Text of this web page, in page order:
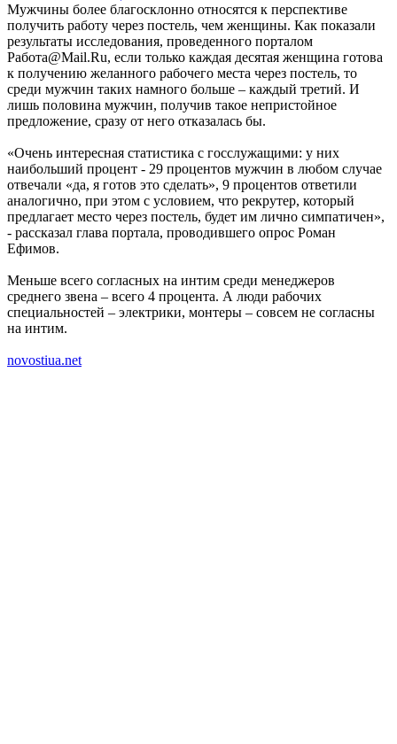
Мужчины более благосклонно относятся к перспективе
получить работу через постель, чем женщины. Как показали
результаты исследования, проведенного порталом
Работа@Mail.Ru, если только каждая десятая женщина готова
к получению желанного рабочего места через постель, то
среди мужчин таких намного больше – каждый третий. И
лишь половина мужчин, получив такое непристойное
предложение, сразу от него отказалась бы.
«Очень интересная статистика с госслужащими: у них
наибольший процент - 29 процентов мужчин в любом случае
отвечали «да, я готов это сделать», 9 процентов ответили
аналогично, при этом с условием, что рекрутер, который
предлагает место через постель, будет им лично симпатичен»,
- рассказал глава портала, проводившего опрос Роман
Ефимов.
Меньше всего согласных на интим среди менеджеров
среднего звена – всего 4 процента. А люди рабочих
специальностей – электрики, монтеры – совсем не согласны
на интим.
novostiua.net